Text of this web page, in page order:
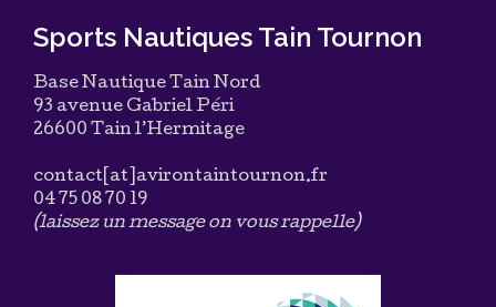
Sports Nautiques Tain Tournon
Base Nautique Tain Nord
93 avenue Gabriel Péri
26600 Tain l’Hermitage
contact[at]avirontaintournon.fr
04 75 08 70 19
(laissez un message on vous rappelle)